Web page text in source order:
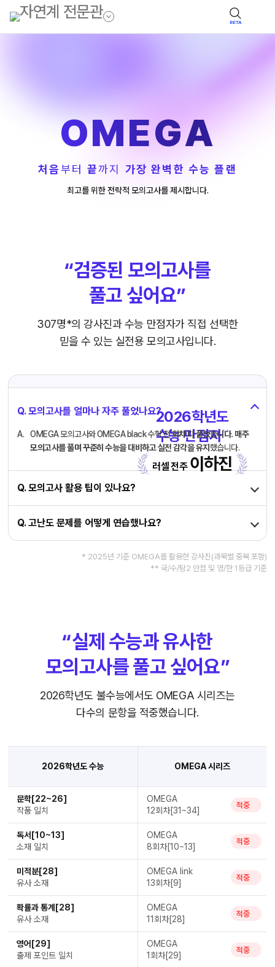
BETA
OMEGA
처음부터끝까지 가장 완벽한 수능 플랜
최고를 위한 전략적 모의고사를 제시합니다.
“검증된 모의고사를
풀고 싶어요”
307명*의 강사진과 수능 만점자가직접 선택한
믿을 수 있는 실전용 모의고사입니다.
2026학년도
수능 만점자* *
러셀 전주 이하진
Q. 모의고사를 얼마나 자주 풀었나요?
OMEGA 모의고사와 OMEGA black 수학전 회차 다 풀었습니다. 매주
모의고사를 풀며 꾸준히 수능을 대비하고 실전 감각을 유지했습니다.
Q. 모의고사 활용 팁이 있나요?
Q. 고난도 문제를 어떻게 연습했나요?
* 2025년 기준 OMEGA를 활용한 강사진(과목별 중복 포함)
** 국/수/탐2 만점 및 영/한 1등급 기준
“실제 수능과 유사한
모의고사를 풀고 싶어요”
2026학년도 불수능에서도 OMEGA 시리즈는
다수의 문항을 적중했습니다.
2026학년도 수능 OMEGA 시리즈
문학[22~26]
작품 일치
OMEGA
12회차[31~34]
적중
독서[10~13]
소재 일치
OMEGA
8회차[10~13]
적중
미적분[28]
유사 소재
OMEGA link
13회차[9]
적중
확률과 통계[28]
유사 소재
OMEGA
11회차[28]
적중
영어[29]
출제 포인트 일치
OMEGA
1회차[29]
적중